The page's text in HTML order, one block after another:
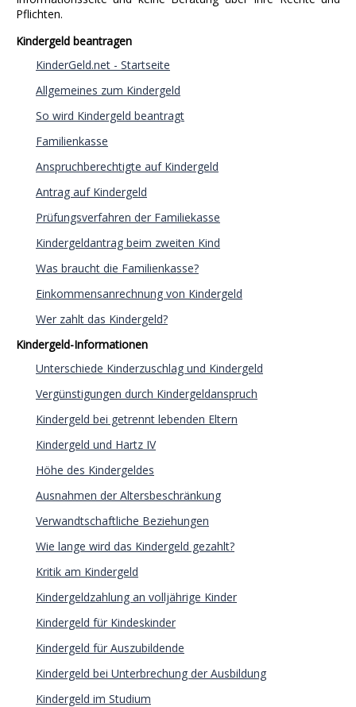
Pflichten.
Kindergeld beantragen
KinderGeld.net - Startseite
Allgemeines zum Kindergeld
So wird Kindergeld beantragt
Familienkasse
Anspruchberechtigte auf Kindergeld
Antrag auf Kindergeld
Prüfungsverfahren der Familiekasse
Kindergeldantrag beim zweiten Kind
Was braucht die Familienkasse?
Einkommensanrechnung von Kindergeld
Wer zahlt das Kindergeld?
Kindergeld-Informationen
Unterschiede Kinderzuschlag und Kindergeld
Vergünstigungen durch Kindergeldanspruch
Kindergeld bei getrennt lebenden Eltern
Kindergeld und Hartz IV
Höhe des Kindergeldes
Ausnahmen der Altersbeschränkung
Verwandtschaftliche Beziehungen
Wie lange wird das Kindergeld gezahlt?
Kritik am Kindergeld
Kindergeldzahlung an volljährige Kinder
Kindergeld für Kindeskinder
Kindergeld für Auszubildende
Kindergeld bei Unterbrechung der Ausbildung
Kindergeld im Studium